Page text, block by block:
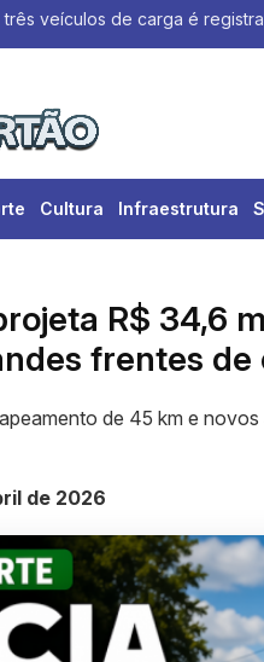
veículos de carga é
Cultura Infraestrutura
R$ 34,6
frentes de
de 45 km e
de 2026